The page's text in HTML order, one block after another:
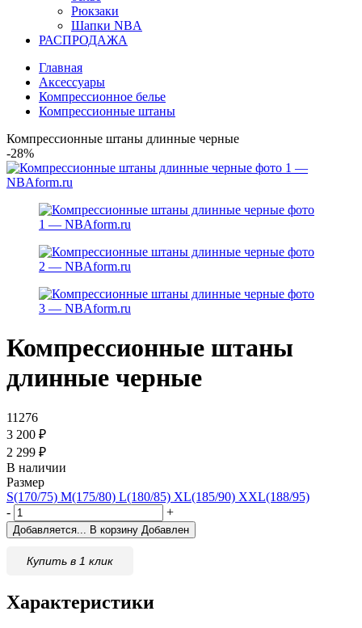
Рюкзаки
Шапки NBA
РАСПРОДАЖА
Главная
Аксессуары
Компрессионное белье
Компрессионные штаны
Компрессионные штаны длинные черные
-28%
Компрессионные штаны
длинные черные
11276
3 200 ₽
2 299 ₽
В наличии
Размер
S(170/75) M(175/80) L(180/85) XL(185/90) XXL(188/95)
-
+
Добавляется... В корзину Добавлен
Купить в 1 клик
Характеристики